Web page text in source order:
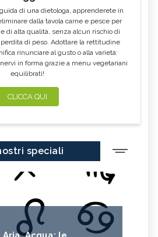
di una dietologa, apprenderete in
dalla tavola carne e pesce per
di alta qualità, senza alcun rischio di
di peso. Adottare la rettitudine
rinunciare al gusto o alla varietà:
in forma grazie a menu vegetariani
equilibrati!
CLICCA QUI
nostri speciali